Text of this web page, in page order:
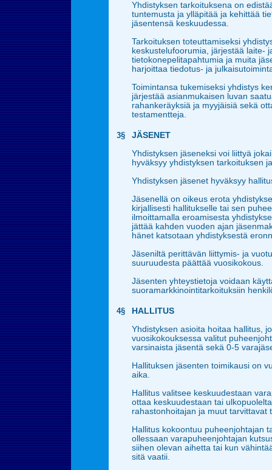
Yhdistyksen tarkoituksena on
tuntemusta ja ylläpitää ja kehittää
jäsentensä keskuudessa.
Tarkoituksen toteuttamiseksi
keskustelufoorumia, järjestää laite-
tietokonepelitapahtumia ja muita
harjoittaa tiedotus- ja
Toimintansa tukemiseksi yhdistys
järjestää asianmukaisen luvan
rahankeräyksiä ja myyjäisiä sekä
testamentteja.
3§
JÄSENET
Yhdistyksen jäseneksi voi liittyä
hyväksyy yhdistyksen tarkoituksen
Yhdistyksen jäsenet hyväksyy
Jäsenellä on oikeus erota
kirjallisesti hallitukselle tai sen
ilmoittamalla eroamisesta
jättää kahden vuoden ajan
hänet katsotaan yhdistyksestä
Jäseniltä perittävän liittymis- ja
suuruudesta päättää vuosikokous.
Jäsenten yhteystietoja voidaan
suoramarkkinointitarkoituksiin
4§
HALLITUS
Yhdistyksen asioita hoitaa hallitus,
vuosikokouksessa valitut
varsinaista jäsentä sekä 0-5
Hallituksen jäsenten toimikausi on
aika.
Hallitus valitsee keskuudestaan
ottaa keskuudestaan tai
rahastonhoitajan ja muut tarvittavat
Hallitus kokoontuu puheenjohtajan
ollessaan varapuheenjohtajan
siihen olevan aihetta tai kun
sitä vaatii.